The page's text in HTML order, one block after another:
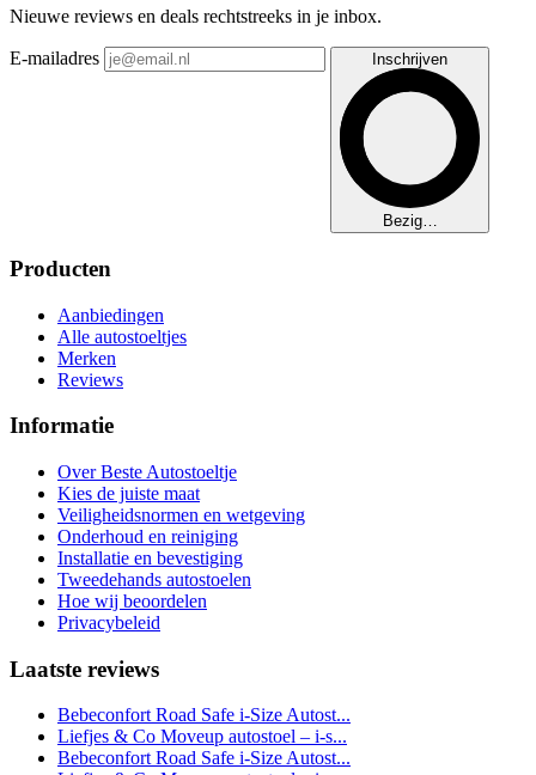
Nieuwe reviews en deals rechtstreeks in je inbox.
E-mailadres Inschrijven
Bezig…
Producten
Aanbiedingen
Alle autostoeltjes
Merken
Reviews
Informatie
Over Beste Autostoeltje
Kies de juiste maat
Veiligheidsnormen en wetgeving
Onderhoud en reiniging
Installatie en bevestiging
Tweedehands autostoelen
Hoe wij beoordelen
Privacybeleid
Laatste reviews
Bebeconfort Road Safe i-Size Autost...
Liefjes & Co Moveup autostoel – i-s...
Bebeconfort Road Safe i-Size Autost...